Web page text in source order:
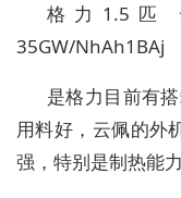
格力1.5匹
35GW/NhAh1BAj
是格力目前有
用料好，云佩的外
强，特别是制热能